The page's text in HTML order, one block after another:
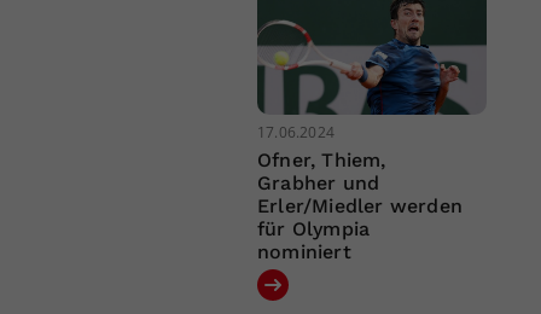
17.06.2024
Ofner, Thiem,
Grabher und
Erler/Miedler werden
für Olympia
nominiert